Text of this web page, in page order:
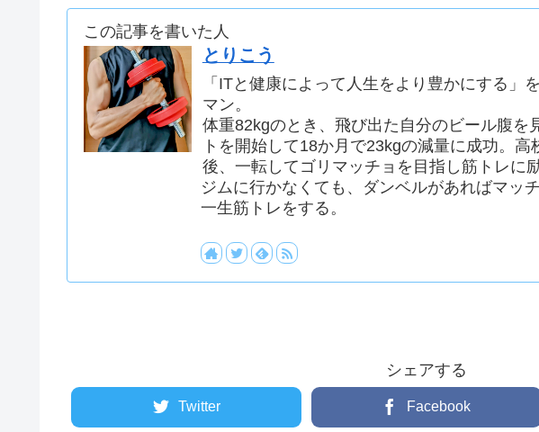
この記事を書いた人
とりこう
「ITと健康によって人生をより豊かにする」
マン。
体重82kgのとき、飛び出た自分のビール腹を
トを開始して18か月で23kgの減量に成功。
後、一転してゴリマッチョを目指し筋トレに励
ジムに行かなくても、ダンベルがあればマッ
一生筋トレをする。
シェアする
Twitter Facebook